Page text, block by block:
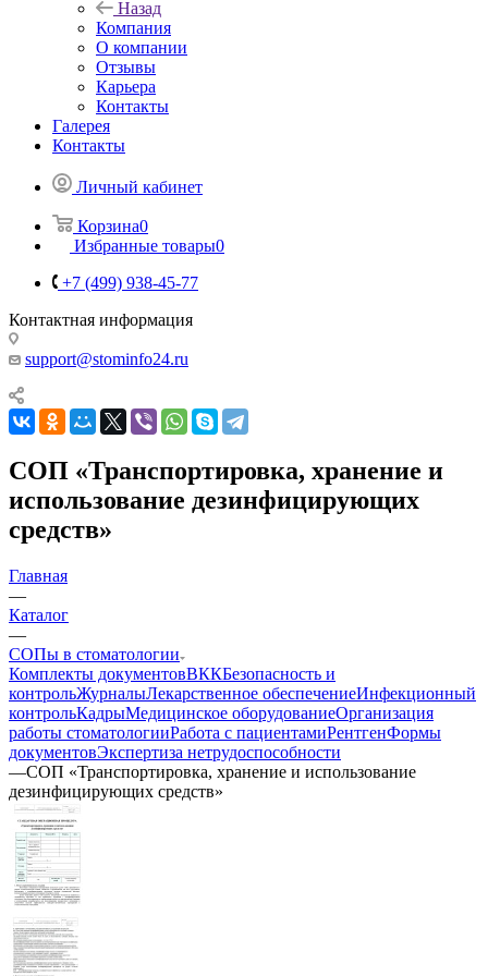
Назад
Компания
О компании
Отзывы
Карьера
Контакты
Галерея
Контакты
Личный кабинет
Корзина0
Избранные товары0
+7 (499) 938-45-77
Контактная информация
support@stominfo24.ru
СОП «Транспортировка, хранение и
использование дезинфицирующих
средств»
Главная
—
Каталог
—
СОПы в стоматологии
Комплекты документовВККБезопасность и
контрольЖурналыЛекарственное обеспечениеИнфекционный
контрольКадрыМедицинское оборудованиеОрганизация
работы стоматологииРабота с пациентамиРентгенФормы
документовЭкспертиза нетрудоспособности
—СОП «Транспортировка, хранение и использование
дезинфицирующих средств»